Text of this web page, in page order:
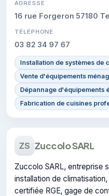
ADRESSE
16 rue Forgeron 57180
TÉLÉPHONE
03 82 34 97 67
Installation de systèmes de
Vente d'équipements
Dépannage d'équipements
Fabrication de cuisines
ZS Zuccolo SARL
Zuccolo SARL, entreprise
installation de
certifiée RGE, gage de